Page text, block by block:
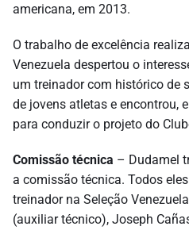
americana, em 2013.
O trabalho de excelência
Venezuela despertou o
um treinador com histórico de
de jovens atletas e encontrou,
para conduzir o projeto do
Comissão técnica – Dudamel
a comissão técnica. Todos
treinador na Seleção
(auxiliar técnico), Joseph